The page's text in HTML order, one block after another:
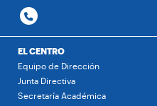
EL CENTRO
Equipo de Dirección
Junta Directiva
Secretaría Académica